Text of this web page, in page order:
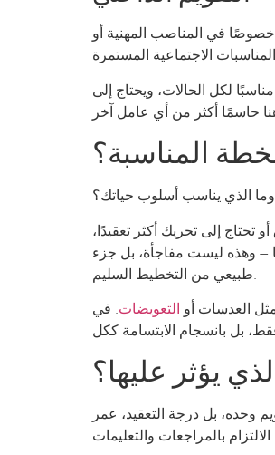
خصوصًا في المناصب المهنية أو
لكل الحالات، ويحتاج إلى
المناسبة؟
وما الذي يناسب أسلوب حياتك؟
تحتاج إلى تحريك أكثر تعقيدًا،
– وهذه ليست مفاجأة، بل جزء
طبيعي من التخطيط السليم.
العدسات أوالتعويضات. في
يؤثر عليها؟
وحده، بل درجة التعقيد، عمر